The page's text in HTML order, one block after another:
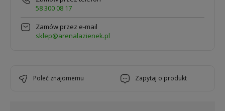
58 300 08 17
Zamów przez e-mail
sklep@arenalazienek.pl
poleć znajomemu zapytaj o produkt